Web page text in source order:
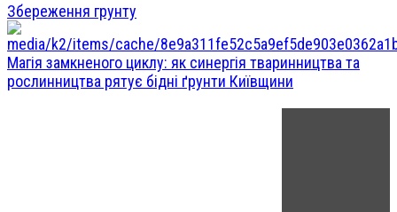
Збереження грунту
Магія замкненого циклу: як синергія тваринництва та
рослинництва рятує бідні ґрунти Київщини